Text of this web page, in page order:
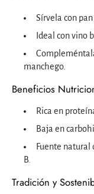
Sírvela con
Ideal con vino
manchego.
Beneficios
Rica en
Baja en
Fuente
B.
Tradición y